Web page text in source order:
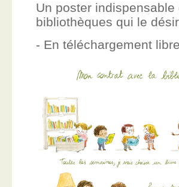
Un poster
bibliothèques qui le
- En téléchargement